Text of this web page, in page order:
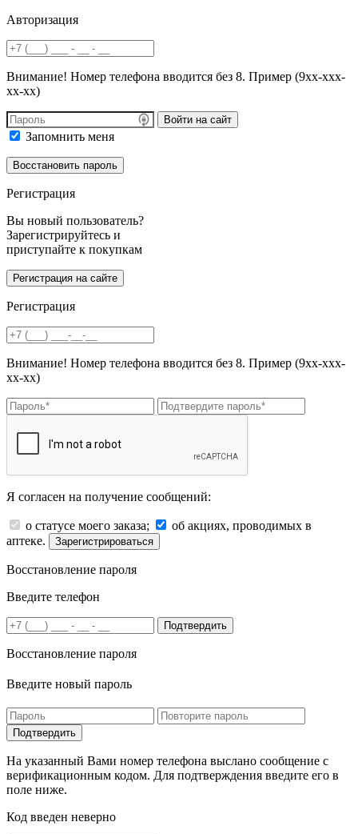
Авторизация
Внимание! Номер телефона вводится без 8. Пример (9хх-ххх-
хх-хх)
Войти на сайт
Запомнить меня
Регистрация
Вы новый пользователь?
Зарегистрируйтесь и
приступайте к покупкам
Регистрация
Внимание! Номер телефона вводится без 8. Пример (9хх-ххх-
хх-хх)
Я согласен на получение сообщений:
о статусе моего заказа;
об акциях, проводимых в
аптеке.
Зарегистрироваться
Восстановление пароля
Введите телефон
Подтвердить
Восстановление пароля
Введите новый пароль
На указанный Вами номер телефона выслано сообщение с
верификационным кодом. Для подтверждения введите его в
поле ниже.
Код введен неверно